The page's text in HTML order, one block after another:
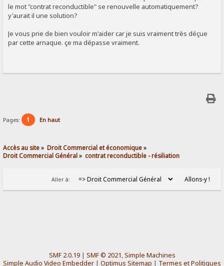
le mot "contrat reconductible" se renouvelle automatiquement?
y'aurait il une solution?
Je vous prie de bien vouloir m'aider car je suis vraiment très déçue
par cette arnaque. çe ma dépasse vraiment.
Pages: 1 En haut
Accès au site» Droit Commercial et économique»
Droit Commercial Général» contrat reconductible - résiliation
Aller à:
SMF 2.0.19| SMF © 2021,Simple Machines
Simple Audio Video Embedder | Optimus Sitemap | Termes et Politiques